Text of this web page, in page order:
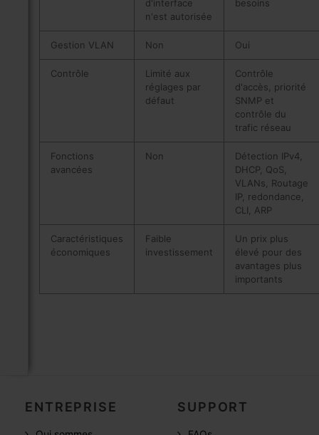
d'interface
n'est autorisée
besoins
Gestion VLAN Non Oui
Contrôle
Limité aux
réglages par
défaut
Contrôle
d'accès, priorité
SNMP et
contrôle du
trafic réseau
Fonctions
avancées
Non
Détection IPv4,
DHCP, QoS,
VLANs, Routage
IP, redondance,
CLI, ARP
Caractéristiques
économiques
Faible
investissement
Un prix plus
élevé pour des
avantages plus
importants
ENTREPRISE SUPPORT